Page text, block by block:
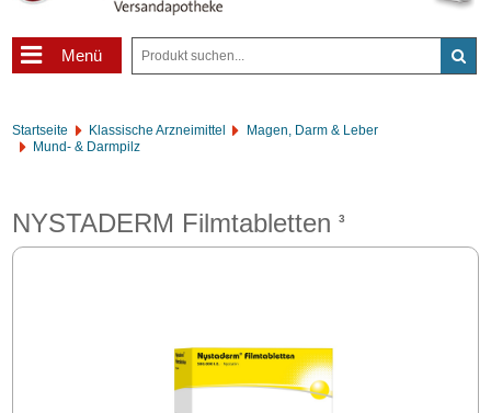
Menü
Startseite Klassische Arzneimittel
Magen, Darm & Leber
Mund- & Darmpilz
NYSTADERM Filmtabletten3